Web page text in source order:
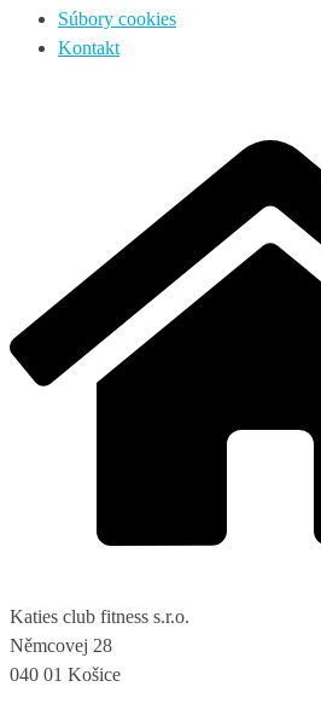
Súbory cookies
Kontakt
Katies club fitness s.r.o.
Němcovej 28
040 01 Košice